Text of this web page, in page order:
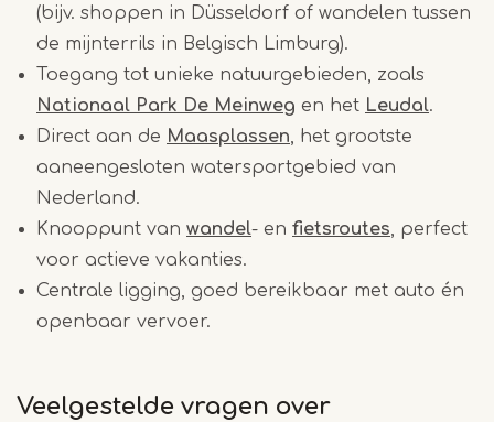
(bijv. shoppen in Düsseldorf of wandelen tussen
de mijnterrils in Belgisch Limburg).
Toegang tot unieke natuurgebieden, zoals
Nationaal Park De Meinweg en het Leudal.
Direct aan de Maasplassen, het grootste
aaneengesloten watersportgebied van
Nederland.
Knooppunt van wandel- en fietsroutes, perfect
voor actieve vakanties.
Centrale ligging, goed bereikbaar met auto én
openbaar vervoer.
Veelgestelde vragen over